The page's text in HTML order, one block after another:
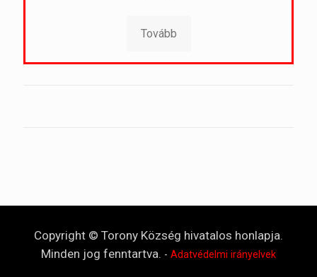
Tovább
Copyright © Torony Község hivatalos honlapja.
Minden jog fenntartva. - Adatvédelmi irányelvek